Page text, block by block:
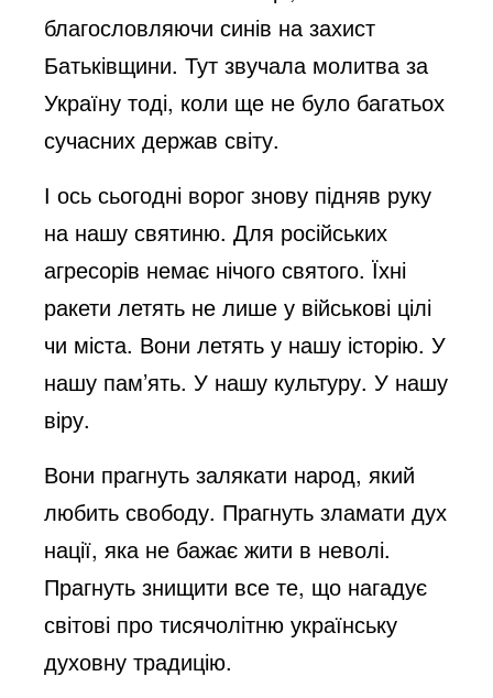
благословляючи синів на захист
Батьківщини. Тут звучала молитва за
Україну тоді, коли ще не було багатьох
сучасних держав світу.
І ось сьогодні ворог знову підняв руку
на нашу святиню. Для російських
агресорів немає нічого святого. Їхні
ракети летять не лише у військові цілі
чи міста. Вони летять у нашу історію. У
нашу пам’ять. У нашу культуру. У нашу
віру.
Вони прагнуть залякати народ, який
любить свободу. Прагнуть зламати дух
нації, яка не бажає жити в неволі.
Прагнуть знищити все те, що нагадує
світові про тисячолітню українську
духовну традицію.